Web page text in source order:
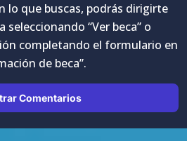
lo que buscas, podrás dirigirte
seleccionando “Ver beca” o
completando el formulario en
de beca”.
Comentarios